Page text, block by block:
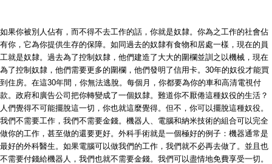
如果你被別人佔有，而不得不去工作的話，你就是奴隸。你為之工作的社會佔
有你，它為你提供生存的保障。如同過去的奴隸有食物和居處一樣，現在的員
工就是奴隸。過去為了控制奴隸，他們建造了大大的圍欄並訓之以機械，現在
為了控制奴隸，他們需要更多的圍欄，他們發明了信用卡。30年的奴役才能買
到住房。在這30年間，你無法逃脫。每個月，你都要為你的車和高清電視付
款。政府和廣告公司把你轉變成了一個奴隸。難道你不厭倦這種奴役的生活？
人們覺得不可能擺脫這一切，你也就這麼覺得。但不，你可以擺脫這種奴役。
我們不需要工作，我們不需要金錢。機器人、電腦和納米技術的組合可以完全
做你的工作，甚至做的還要更好。外科手術就是一個極好的例子：機器通常是
最好的外科醫生。如果電腦可以做我們的工作，我們就不必再去做了。並且也
不需要付錢給機器人，我們也就不需要金錢。我們可以盡情地免費享受一切。